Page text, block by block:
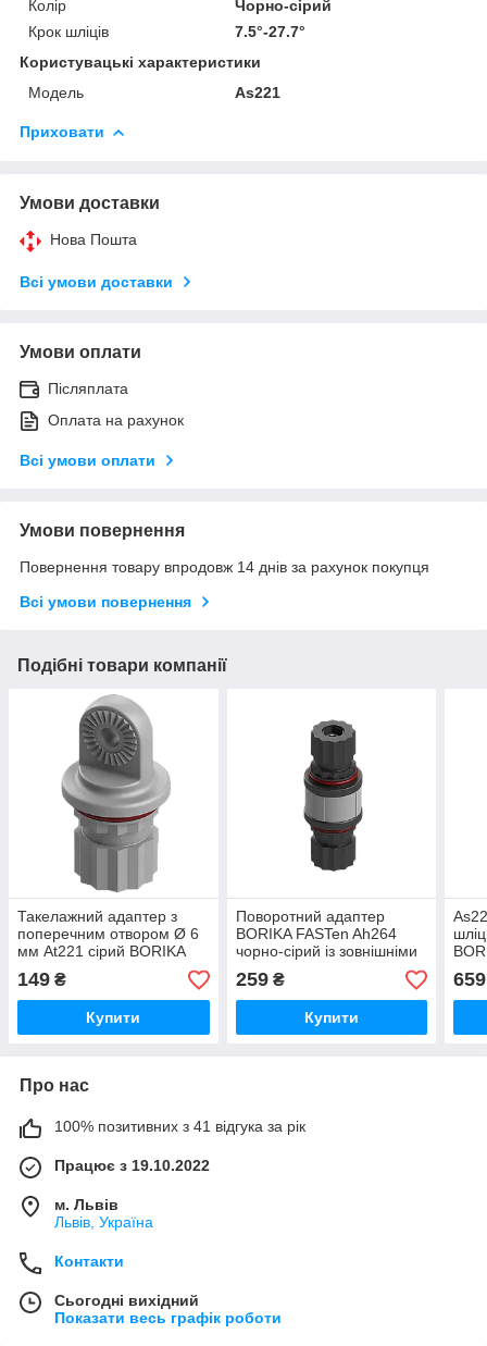
Колір
Чорно-сірий
Крок шліців
7.5°-27.7°
Користувацькі характеристики
Мoдель
As221
Приховати
Умови доставки
Нова Пошта
Всі умови доставки
Умови оплати
Післяплата
Оплата на рахунок
Всі умови оплати
Умови повернення
Повернення товару впродовж 14 днів за рахунок покупця
Всі умови повернення
Подібні товари компанії
Такелажний адаптер з
поперечним отвором Ø 6
мм At221 сірий BORIKA
FASTen (01.13.004.01.02)
149 ₴
Купити
Поворотний адаптер
BORIKA FASTen Ah264
чорно-сірий із зовнішніми
шліцами 30° для
з'єднання двох замків
(01.17.012.01.01)
259₴
Купити
659
Про нас
100% позитивних з 41 відгука за рік
Працює з 19.10.2022
м. Львів
Львів, Україна
Контакти
Сьогодні вихідний
Показати весь графік роботи